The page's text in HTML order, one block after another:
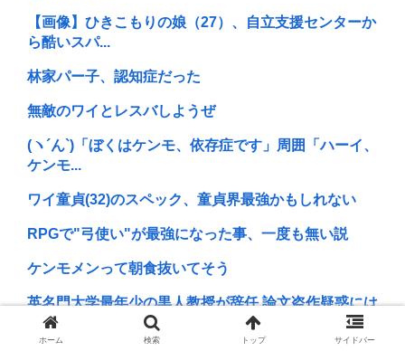
【画像】ひきこもりの娘（27）、自立支援センターか
ら酷いスパ...
林家パー子、認知症だった
無敵のワイとレスバしようぜ
(ヽ´ん`)「ぼくはケンモ、依存症です」周囲「ハーイ、
ケンモ...
ワイ童貞(32)のスペック、童貞界最強かもしれない
RPGで"弓使い"が最強になった事、一度も無い説
ケンモメンって朝食抜いてそう
英名門大学最年少の黒人教授が辞任 論文盗作疑惑には
必殺「人種...
ホーム 検索 トップ サイドバー